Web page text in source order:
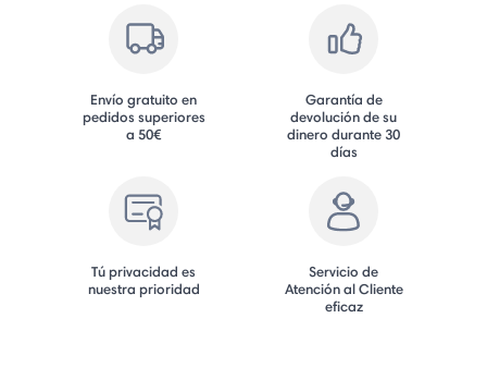
Envío gratuito en
pedidos superiores
a 50€
Garantía de
devolución de su
dinero durante 30
días
Tú privacidad es
nuestra prioridad
Servicio de
Atención al Cliente
eficaz